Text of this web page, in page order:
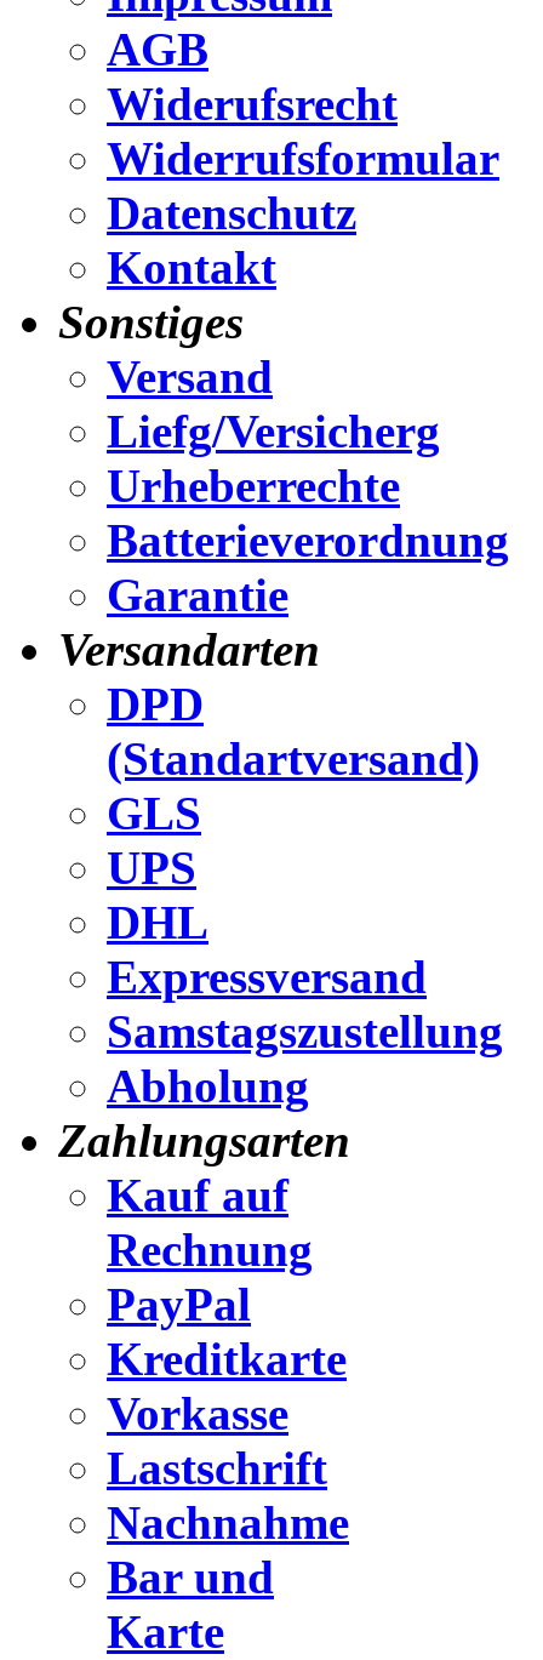
AGB
Widerufsrecht
Widerrufsformular
Datenschutz
Kontakt
Sonstiges
Versand
Liefg/Versicherg
Urheberrechte
Batterieverordnung
Garantie
Versandarten
DPD
(Standartversand)
GLS
UPS
DHL
Expressversand
Samstagszustellung
Abholung
Zahlungsarten
Kauf auf
Rechnung
PayPal
Kreditkarte
Vorkasse
Lastschrift
Nachnahme
Bar und
Karte